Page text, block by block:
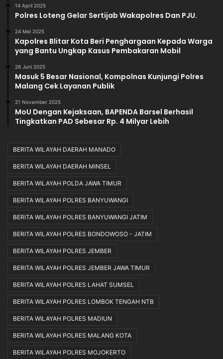
14 April 2025
Polres Loteng Gelar Sertijab Wakapolres Dan PJU.‎
24 Mei 2025
Kapolres Blitar Kota Beri Penghargaan Kepada Warga
yang Bantu Ungkap Kasus Pembakaran Mobil
26 Juni 2025
Masuk 5 Besar Nasional, Kompolnas Kunjungi Polres
Malang Cek Layanan Publik
21 November 2025
MoU Dengan Kejaksaan, BAPENDA Barsel Berhasil
Tingkatkan PAD Sebesar Rp. 4 Milyar Lebih
BERITA WILAYAH DAERAH MANADO
BERITA WILAYAH DAERAH MINSEL
BERITA WILAYAH POLDA JAWA TIMUR
BERITA WILAYAH POLRES BANYUWANGI
BERITA WILAYAH POLRES BANYUWANGI JATIM
BERITA WILAYAH POLRES BONDOWOSO - JATIM
BERITA WILAYAH POLRES JEMBER
BERITA WILAYAH POLRES JEMBER JAWA TIMUR
BERITA WILAYAH POLRES LAHAT SUMSEL
BERITA WILAYAH POLRES LOMBOK TENGAH NTB
BERITA WILAYAH POLRES MADIUN
BERITA WILAYAH POLRES MALANG KOTA
BERITA WILAYAH POLRES MOJOKERTO